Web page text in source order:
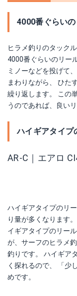
4000番ぐらい
ヒラメ釣りのタック
4000番ぐらいのリー
ミノーなどを投げて
まわりながら、 ひた
繰り返します。 この
うのであれば、良い
ハイギアタイプ
AR-C｜エアロ
ハイギアタイプのリ
り量が多くなります
イギアタイプのリー
が、サーフのヒラメ
釣りです。 ハイギア
く探れるので、 「少
めです。